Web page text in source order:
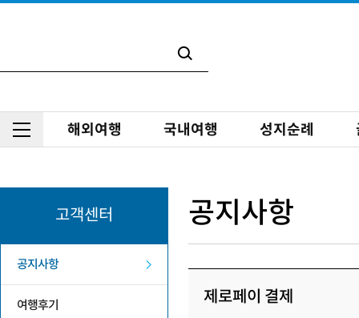
해외여행 국내여행 성지순례
고객센터
공지사항
여행후기
공지사항
제로페이 결제